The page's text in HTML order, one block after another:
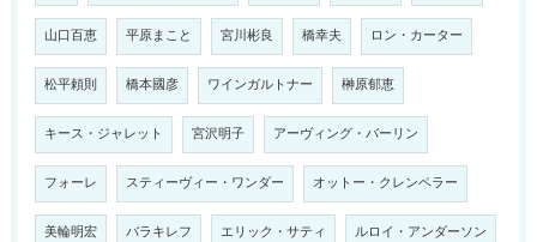
山口百恵 平原まこと 宮川彬良 橋幸夫 ロン・カーター
松平頼則 橋本國彦 ワインガルトナー 榊原郁恵
キース・ジャレット 宮沢明子 アーヴィング・バーリン
フォーレ スティーヴィー・ワンダー オットー・クレンペラー
美輪明宏 バラキレフ エリック・サティ ルロイ・アンダーソン